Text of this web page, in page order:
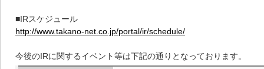
■IRスケジュール
http://www.takano-net.co.jp/portal/ir/schedule/
今後のIRに関するイベント等は下記の通りとなっております。